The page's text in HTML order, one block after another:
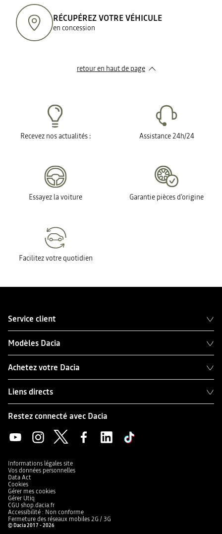
RÉCUPÉREZ VOTRE VÉHICULE
en concession
retour en haut de page​
Recevez nos actualités : Assistance 24h/24
Essayez la voiture Garantie pièces d'origine
Facilitez votre quotidien
Service client
Modèles Dacia
Achetez votre Dacia
Liens directs
Restez connecté avec Dacia
Informations légales site
Vos données personnelles
Data Act
Cookies
Gérer mes cookies
Gérer Utiq
CGU shop.dacia.fr
Accessibilité : Non conforme
Fermeture des réseaux mobiles 2G / 3G
© Dacia 2017 - 2026